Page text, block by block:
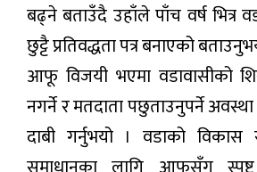
बढ्ने बताउँदै उहाँले पाँच वर्ष भित्र
छुट्टै प्रतिवद्धता पत्र बनाएको
आफू विजयी भएमा वडावासीको
नगर्ने र मतदाता पछुताउनुपर्ने
दाबी गर्नुभयो । वडाको